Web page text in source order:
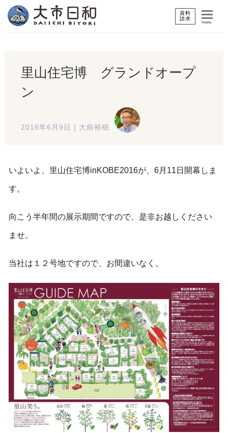
資料
請求
menu
里山住宅博 グランドオープ
ン
2016年6月9日 大前裕樹
いよいよ、里山住宅博inKOBE2016が、6月11日開幕しま
す。
向こう半年間の展示期間ですので、是非お越しください
ませ。
当社は１２号地ですので、お間違いなく。